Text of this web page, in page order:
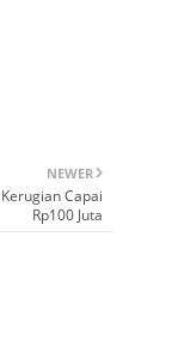
NEWER
Capai
Rp100 Juta